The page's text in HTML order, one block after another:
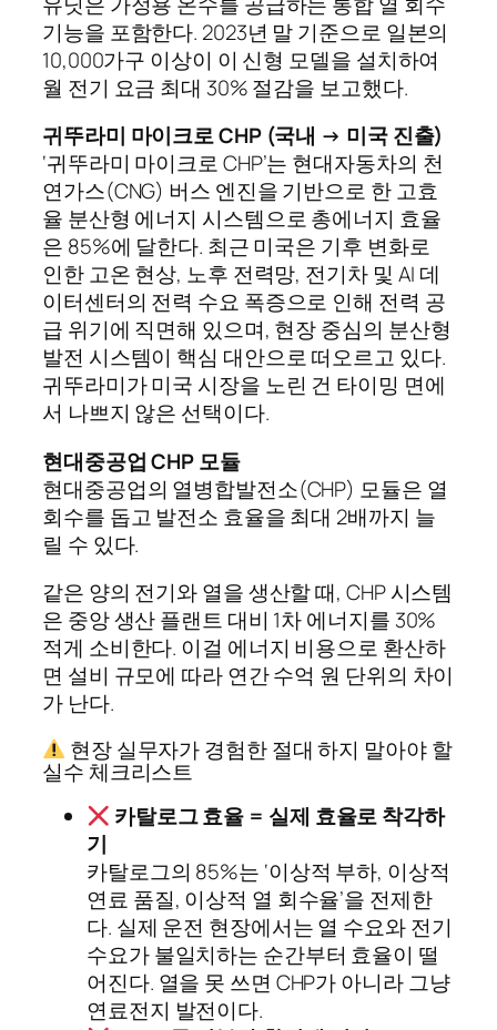
기능을 포함한다. 2023년 말 기준으로 일본의
10,000가구 이상이 이 신형 모델을 설치하여
월 전기 요금 최대 30% 절감을 보고했다.
귀뚜라미 마이크로 CHP (국내 → 미국 진출)
‘귀뚜라미 마이크로 CHP’는 현대자동차의 천
연가스(CNG) 버스 엔진을 기반으로 한 고효
율 분산형 에너지 시스템으로 총에너지 효율
은 85%에 달한다. 최근 미국은 기후 변화로
인한 고온 현상, 노후 전력망, 전기차 및 AI 데
이터센터의 전력 수요 폭증으로 인해 전력 공
급 위기에 직면해 있으며, 현장 중심의 분산형
발전 시스템이 핵심 대안으로 떠오르고 있다.
귀뚜라미가 미국 시장을 노린 건 타이밍 면에
서 나쁘지 않은 선택이다.
현대중공업 CHP 모듈
현대중공업의 열병합발전소(CHP) 모듈은 열
회수를 돕고 발전소 효율을 최대 2배까지 늘
릴 수 있다.
같은 양의 전기와 열을 생산할 때, CHP 시스템
은 중앙 생산 플랜트 대비 1차 에너지를 30%
적게 소비한다. 이걸 에너지 비용으로 환산하
면 설비 규모에 따라 연간 수억 원 단위의 차이
가 난다.
현장 실무자가 경험한 절대 하지 말아야 할
실수 체크리스트
카탈로그 효율 = 실제 효율로 착각하
기
카탈로그의 85%는 ‘이상적 부하, 이상적
연료 품질, 이상적 열 회수율’을 전제한
다. 실제 운전 현장에서는 열 수요와 전기
수요가 불일치하는 순간부터 효율이 떨
어진다. 열을 못 쓰면 CHP가 아니라 그냥
연료전지 발전이다.